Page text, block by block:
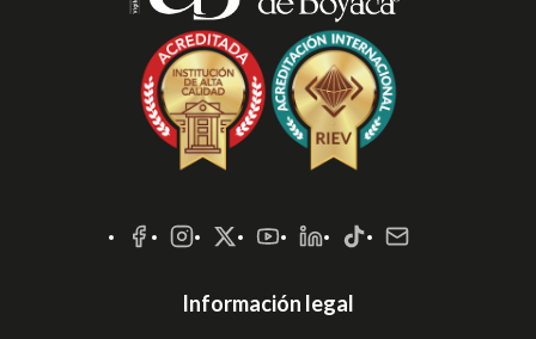
Sociales
Información legal